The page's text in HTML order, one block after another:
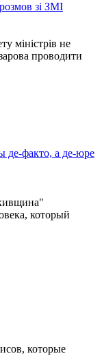
зі ЗМІ
міністрів не
проводити
де-факто, а де-юре
который
которые